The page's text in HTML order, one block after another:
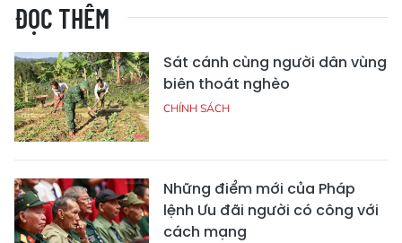
ĐỌC THÊM
Sát cánh cùng người dân vùng
biên thoát nghèo
CHÍNH SÁCH
Những điểm mới của Pháp
lệnh Ưu đãi người có công với
cách mạng